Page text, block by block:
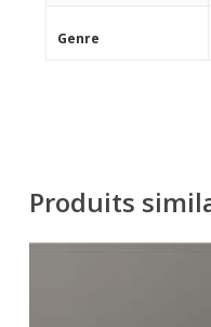
Genre
Produits